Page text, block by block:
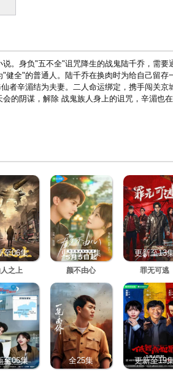
。 身负"五不全"诅咒降生的战鬼陆千乔，需要
"健全"的普通人。陆千乔在换肉时为给自己留存
者辛湄结为夫妻。二人命运绑定，携手闯关京
的阴谋，解除 战鬼族人身上的诅咒，辛湄也
至06集
之上
更新至14集
颜不由心
更新至13
罪无可逃
至06集 全25集 更新至19